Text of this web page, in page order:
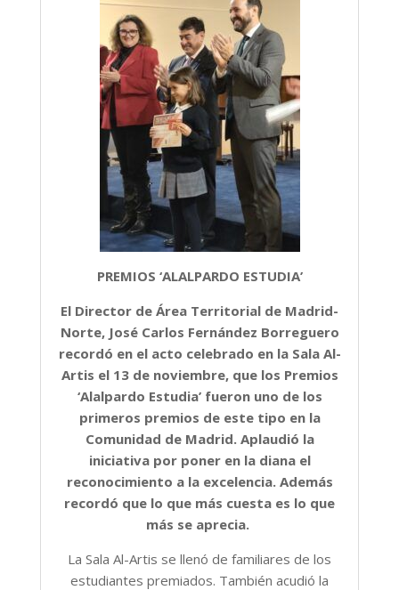
PREMIOS ‘ALALPARDO ESTUDIA’
El Director de Área Territorial de Madrid-
Norte, José Carlos Fernández Borreguero
recordó en el acto celebrado en la Sala Al-
Artis el 13 de noviembre, que los Premios
‘Alalpardo Estudia’ fueron uno de los
primeros premios de este tipo en la
Comunidad de Madrid. Aplaudió la
iniciativa por poner en la diana el
reconocimiento a la excelencia. Además
recordó que lo que más cuesta es lo que
más se aprecia.
La Sala Al-Artis se llenó de familiares de los
estudiantes premiados. También acudió la